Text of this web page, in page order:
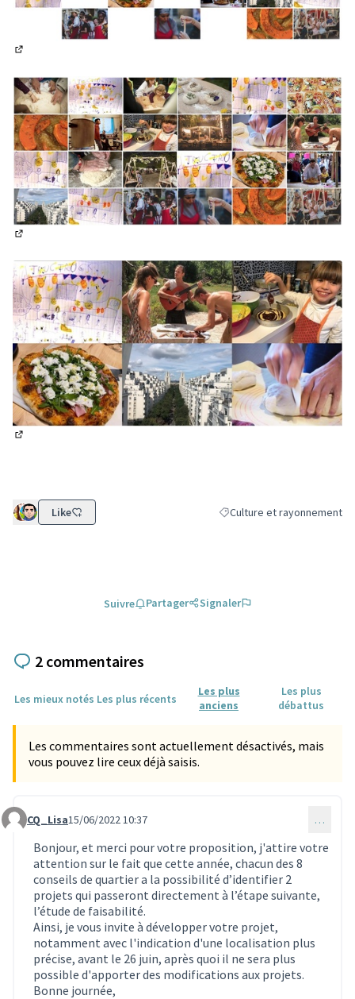
Like Filtrer les résultats de la
Culture et rayonnement
Suivre Partager Signaler
2 commentaires
Les mieux notés Les plus récents
Les plus
anciens
Les plus
débattus
Les commentaires sont actuellement désactivés, mais
vous pouvez lire ceux déjà saisis.
Commentaire 1763
CQ_Lisa15/06/2022 10:37 …
Bonjour, et merci pour votre proposition, j'attire votre
attention sur le fait que cette année, chacun des 8
conseils de quartier a la possibilité d’identifier 2
projets qui passeront directement à l’étape suivante,
l’étude de faisabilité.
Ainsi, je vous invite à développer votre projet,
notamment avec l'indication d'une localisation plus
précise, avant le 26 juin, après quoi il ne sera plus
possible d'apporter des modifications aux projets.
Bonne journée,